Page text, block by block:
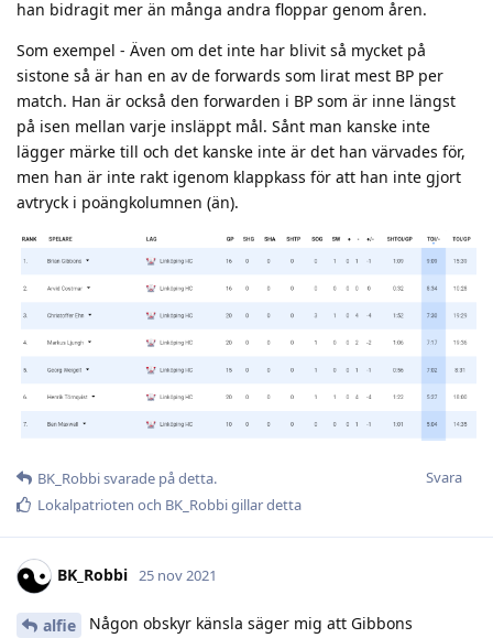
han bidragit mer än många andra floppar genom åren.
Som exempel - Även om det inte har blivit så mycket på
sistone så är han en av de forwards som lirat mest BP per
match. Han är också den forwarden i BP som är inne längst
på isen mellan varje insläppt mål. Sånt man kanske inte
lägger märke till och det kanske inte är det han värvades för,
men han är inte rakt igenom klappkass för att han inte gjort
avtryck i poängkolumnen (än).
Svara
BK_Robbisvarade på detta.
Lokalpatrioten och BK_Robbigillar detta
BK_Robbi 25 nov 2021
alfie
Någon obskyr känsla säger mig att Gibbons